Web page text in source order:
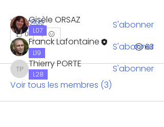
Voir plus
0
0 63
Gisèle ORSAZ
L07
S'abonner
Franck Lafontaine
L19
S'abonner
Thierry PORTE
Thierry PORTE
L28
S'abonner
Voir tous les membres (3)